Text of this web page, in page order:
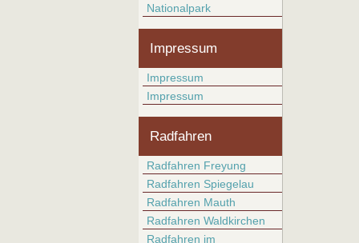
Nationalpark
Impressum
Impressum
Impressum
Radfahren
Radfahren Freyung
Radfahren Spiegelau
Radfahren Mauth
Radfahren Waldkirchen
Radfahren im